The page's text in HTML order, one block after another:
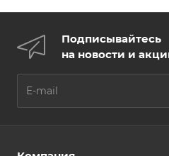
Подписывайтесь
на новости и